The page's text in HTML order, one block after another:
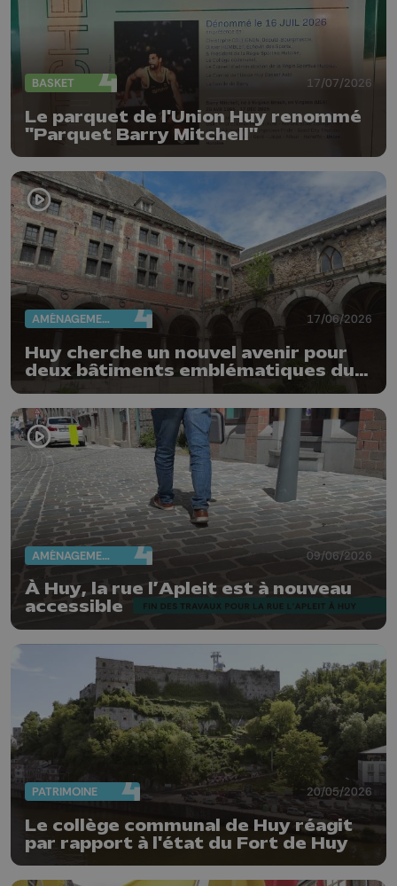
BASKET 17/07/2026
Le parquet de l'Union Huy renommé
"Parquet Barry Mitchell"
AMÉNAGEMENT DU TERRITOIRE 17/06/2026
Huy cherche un nouvel avenir pour
deux bâtiments emblématiques du
AMÉNAGEMENT DU TERRITOIRE 09/06/2026
À Huy, la rue l’Apleit est à nouveau
accessible
PATRIMOINE 20/05/2026
Le collège communal de Huy réagit
par rapport à l'état du Fort de Huy